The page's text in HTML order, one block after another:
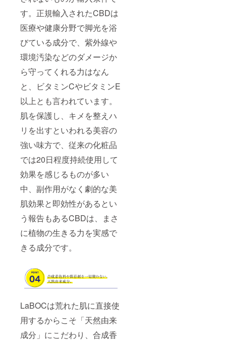
す。正規輸入されたCBDは
医療や健康分野で脚光を浴
びている成分で、紫外線や
環境汚染などのダメージか
ら守ってくれる力はなん
と、ビタミンCやビタミンE
以上とも言われています。
肌を保護し、キメを整えハ
リを出すといわれる美容の
強い味方で、従来の化粧品
では20日程度持続使用して
効果を感じるものが多い
中、副作用がなく劇的な美
肌効果と即効性があるとい
う報告もあるCBDは、まさ
に植物の生きる力を実感で
きる成分です。
LaBOCは荒れた肌に直接使
用するからこそ「天然由来
成分」にこだわり、合成香